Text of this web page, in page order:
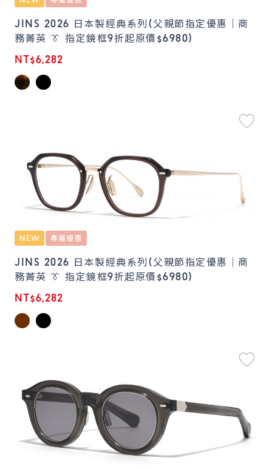
JINS 2026 日本製經典系列(父親節指定優惠｜商
務菁英 👔 指定鏡框9折起原價$6980)
NT$6,282
JINS 2026 日本製經典系列(父親節指定優惠｜商
務菁英 👔 指定鏡框9折起原價$6980)
NT$6,282